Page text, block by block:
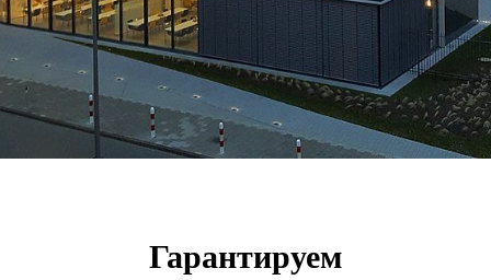
Гарантируем